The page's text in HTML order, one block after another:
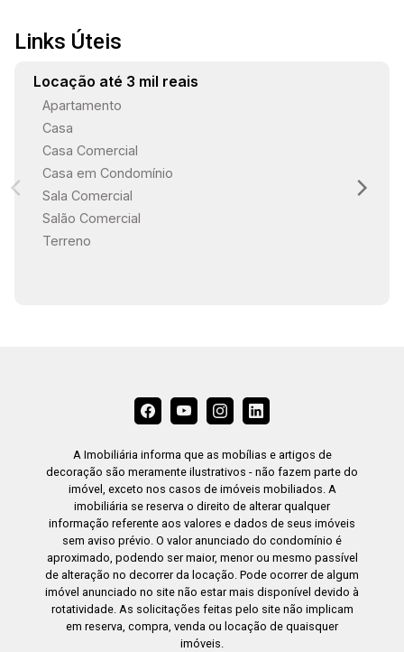
Links Úteis
Locação até 3 mil reais
Apartamento
Casa
Casa Comercial
Casa em Condomínio
Sala Comercial
Salão Comercial
Terreno
A Imobiliária informa que as mobílias e artigos de
decoração são meramente ilustrativos - não fazem parte do
imóvel, exceto nos casos de imóveis mobiliados. A
imobiliária se reserva o direito de alterar qualquer
informação referente aos valores e dados de seus imóveis
sem aviso prévio. O valor anunciado do condomínio é
aproximado, podendo ser maior, menor ou mesmo passível
de alteração no decorrer da locação. Pode ocorrer de algum
imóvel anunciado no site não estar mais disponível devido à
rotatividade. As solicitações feitas pelo site não implicam
em reserva, compra, venda ou locação de quaisquer
imóveis.